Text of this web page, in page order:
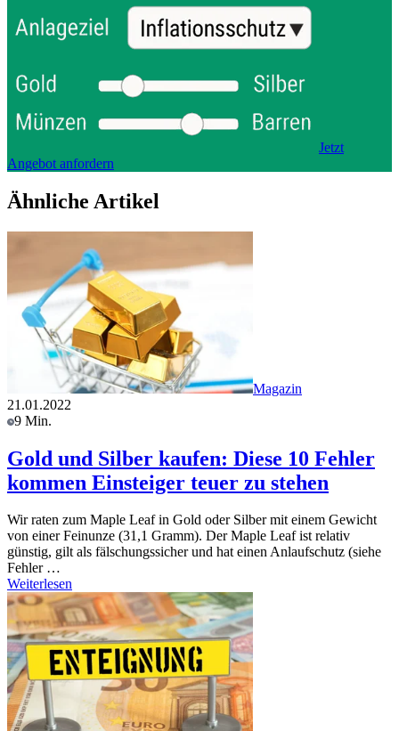
Jetzt
Angebot anfordern
Ähnliche Artikel
Magazin
21.01.2022
9 Min.
Gold und Silber kaufen: Diese 10 Fehler
kommen Einsteiger teuer zu stehen
Wir raten zum Maple Leaf in Gold oder Silber mit einem Gewicht
von einer Feinunze (31,1 Gramm). Der Maple Leaf ist relativ
günstig, gilt als fälschungssicher und hat einen Anlaufschutz (siehe
Fehler …
Weiterlesen